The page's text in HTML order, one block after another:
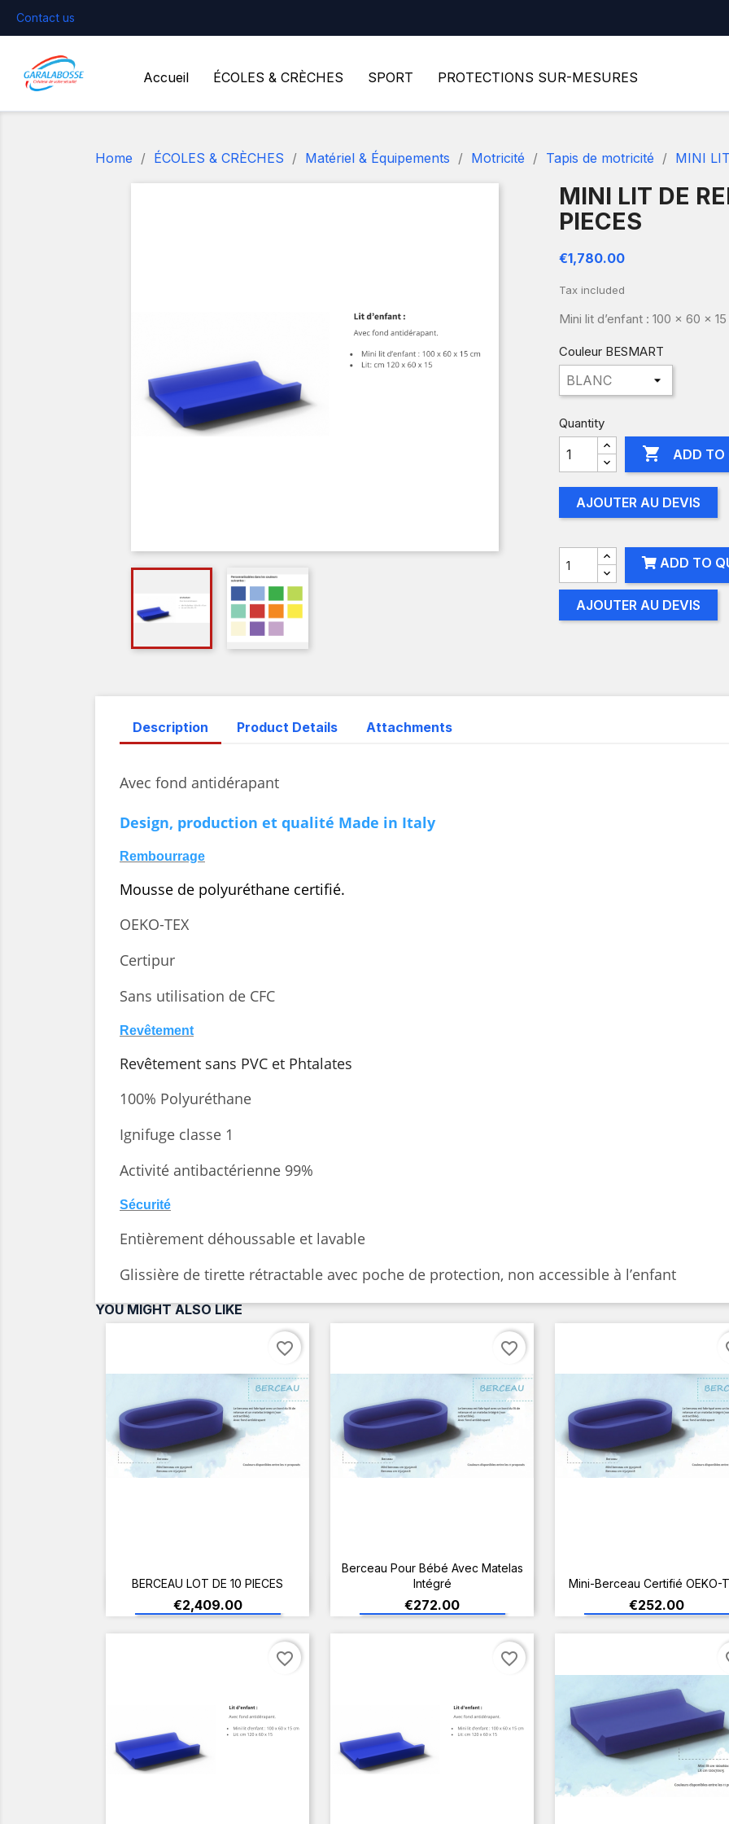
Contact us
Accueil ÉCOLES & CRÈCHES SPORT PROTECTIONS SUR-MESURES
Home ÉCOLES & CRÈCHES Matériel & Équipements Motricité Tapis de motricité MINI
MINI LIT DE
PIECES
€1,780.00
Tax included
Mini lit d’enfant : 100 x 60 x
Couleur BESMART
Quantity
 ADD TO
AJOUTER AU DEVIS
ADD TO
AJOUTER AU DEVIS
Description Product Details Attachments
Avec fond antidérapant
Design, production et qualité Made in Italy
Rembourrage
Mousse de polyuréthane certifié.
OEKO-TEX
Certipur
Sans utilisation de CFC
Revêtement
Revêtement sans PVC et Phtalates
100% Polyuréthane
Ignifuge classe 1
Activité antibactérienne 99%
Sécurité
Entièrement déhoussable et lavable
Glissière de tirette rétractable avec poche de protection, non accessible à l’enfant
YOU MIGHT ALSO LIKE
BERCEAU LOT DE 10 PIECES
Price
€2,409.00
ADD TO CART
favorite_border
Berceau Pour Bébé Avec Matelas
Intégré
Price
€272.00
ADD TO CART
favorite_border
Mini-Berceau Certifié OEKO-
Price
€252.00
ADD TO CART
favorite_border favorite_border